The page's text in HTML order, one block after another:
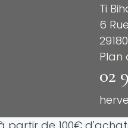
Ti
6
Plan
02